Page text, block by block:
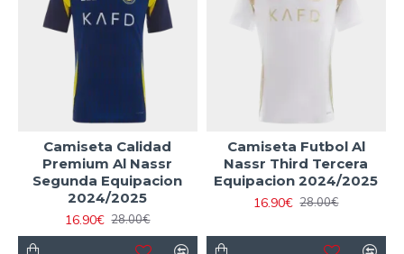
Camiseta Calidad
Premium Al Nassr
Segunda Equipacion
2024/2025
16.90€ 28.00€
Camiseta Futbol Al
Nassr Third Tercera
Equipacion 2024/2025
16.90€ 28.00€